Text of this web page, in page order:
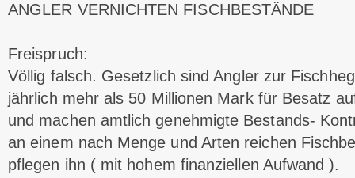
ANGLER VERNICHTEN FISCHBESTÄNDE
Freispruch:
Völlig falsch. Gesetzlich sind Angler zur
jährlich mehr als 50 Millionen Mark für Besatz
und machen amtlich genehmigte Bestands-
an einem nach Menge und Arten reichen
pflegen ihn ( mit hohem finanziellen Aufwand ).